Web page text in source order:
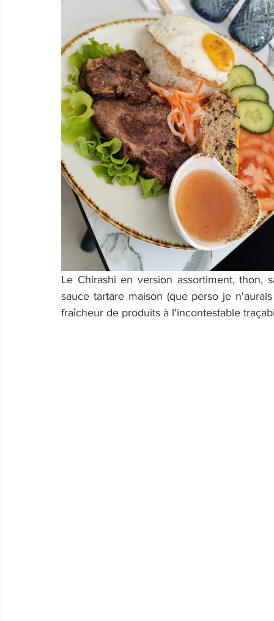
Le Chirashi en version assortiment, thon,
sauce tartare maison (que perso je
fraîcheur de produits à l'incontestable